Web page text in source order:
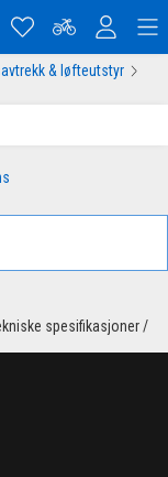
& løfteutstyr
spesifikasjoner /